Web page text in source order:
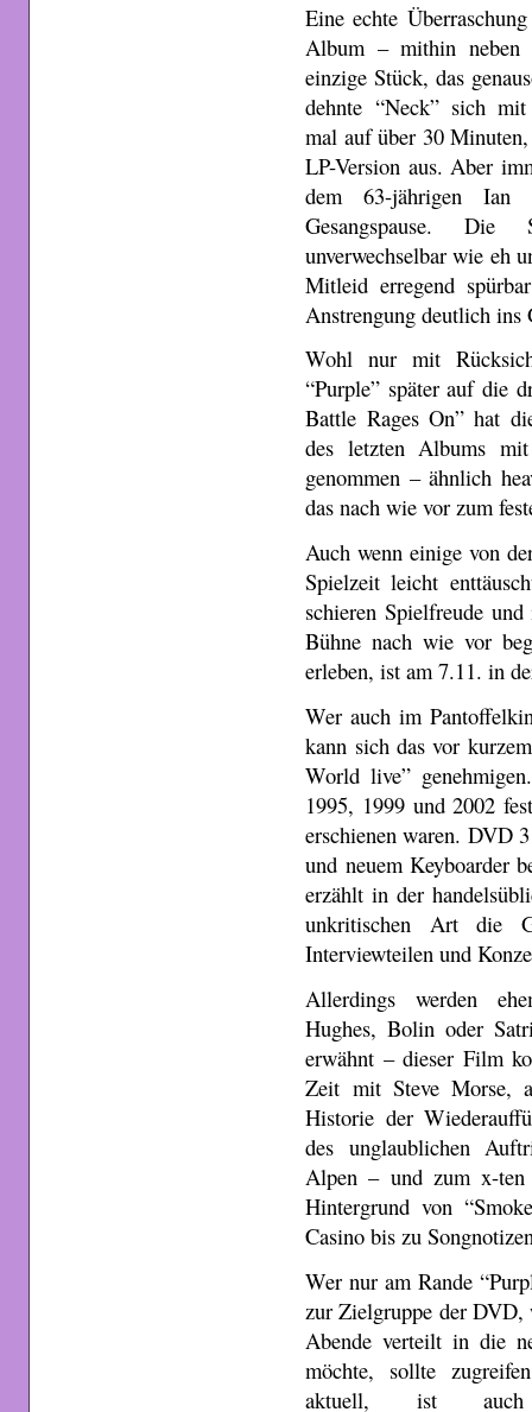
Eine echte
Album – mithin neben
einzige Stück, das
dehnte “Neck” sich
mal auf über 30
LP-Version aus. Aber
dem 63-jährigen Ian
Gesangspause.
unverwechselbar wie eh
Mitleid erregend
Anstrengung deutlich ins
Wohl nur mit
“Purple” später auf die
Battle Rages On” hat
des letzten Albums
genommen – ähnlich
das nach wie vor zum
Auch wenn einige von
Spielzeit leicht
schieren Spielfreude
Bühne nach wie vor
erleben, ist am 7.11. in
Wer auch im
kann sich das vor
World live”
1995, 1999 und 2002
erschienen waren. DVD
und neuem Keyboarder
erzählt in der
unkritischen Art die
Interviewteilen und
Allerdings werden
Hughes, Bolin oder
erwähnt – dieser Film
Zeit mit Steve Morse,
Historie der
des unglaublichen
Alpen – und zum x-
Hintergrund von
Casino bis zu
Wer nur am Rande
zur Zielgruppe der DVD,
Abende verteilt in die
möchte, sollte
aktuell, ist